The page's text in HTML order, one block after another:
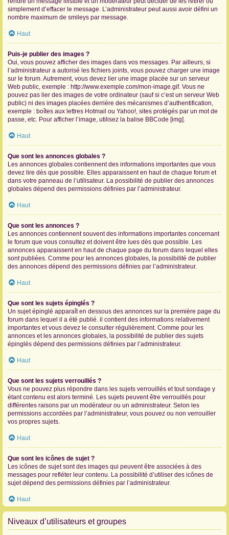
simplement d’effacer le message. L’administrateur peut aussi avoir défini un
nombre maximum de smileys par message.
Haut
Puis-je publier des images ?
Oui, vous pouvez afficher des images dans vos messages. Par ailleurs, si
l’administrateur a autorisé les fichiers joints, vous pouvez charger une image
sur le forum. Autrement, vous devez lier une image placée sur un serveur
Web public, exemple : http://www.exemple.com/mon-image.gif. Vous ne
pouvez pas lier des images de votre ordinateur (sauf si c’est un serveur Web
public) ni des images placées derrière des mécanismes d’authentification,
exemple : boîtes aux lettres Hotmail ou Yahoo!, sites protégés par un mot de
passe, etc. Pour afficher l’image, utilisez la balise BBCode [img].
Haut
Que sont les annonces globales ?
Les annonces globales contiennent des informations importantes que vous
devez lire dès que possible. Elles apparaissent en haut de chaque forum et
dans votre panneau de l’utilisateur. La possibilité de publier des annonces
globales dépend des permissions définies par l’administrateur.
Haut
Que sont les annonces ?
Les annonces contiennent souvent des informations importantes concernant
le forum que vous consultez et doivent être lues dès que possible. Les
annonces apparaissent en haut de chaque page du forum dans lequel elles
sont publiées. Comme pour les annonces globales, la possibilité de publier
des annonces dépend des permissions définies par l’administrateur.
Haut
Que sont les sujets épinglés ?
Un sujet épinglé apparaît en dessous des annonces sur la première page du
forum dans lequel il a été publié. il contient des informations relativement
importantes et vous devez le consulter régulièrement. Comme pour les
annonces et les annonces globales, la possibilité de publier des sujets
épinglés dépend des permissions définies par l’administrateur.
Haut
Que sont les sujets verrouillés ?
Vous ne pouvez plus répondre dans les sujets verrouillés et tout sondage y
étant contenu est alors terminé. Les sujets peuvent être verrouillés pour
différentes raisons par un modérateur ou un administrateur. Selon les
permissions accordées par l’administrateur, vous pouvez ou non verrouiller
vos propres sujets.
Haut
Que sont les icônes de sujet ?
Les icônes de sujet sont des images qui peuvent être associées à des
messages pour refléter leur contenu. La possibilité d’utiliser des icônes de
sujet dépend des permissions définies par l’administrateur.
Haut
Niveaux d’utilisateurs et groupes